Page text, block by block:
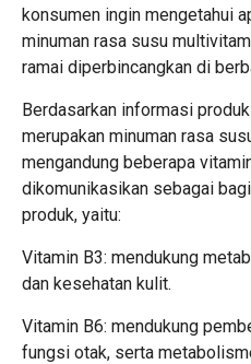
konsumen ingin mengetahui
minuman rasa susu
ramai diperbincangkan di
Berdasarkan informasi
merupakan minuman rasa
mengandung beberapa
dikomunikasikan sebagai
produk, yaitu:
Vitamin B3: mendukung
dan kesehatan kulit.
Vitamin B6: mendukung
fungsi otak, serta